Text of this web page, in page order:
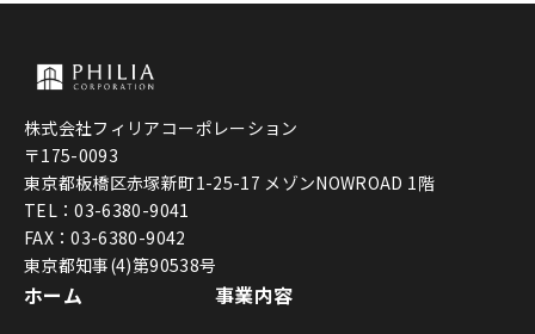
株式会社フィリアコーポレーション
〒175-0093
東京都板橋区赤塚新町1-25-17 メゾンNOWROAD 1階
TEL：03-6380-9041
FAX：03-6380-9042
東京都知事(4)第90538号
ホーム 事業内容